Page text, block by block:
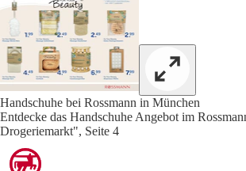
Handschuhe bei Rossmann in München
Entdecke das Handschuhe Angebot im
Drogeriemarkt", Seite 4